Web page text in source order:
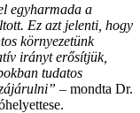
egyharmada a
Ez azt jelenti, hogy
környezetünk
irányt erősítjük,
tudatos
– mondta Dr.